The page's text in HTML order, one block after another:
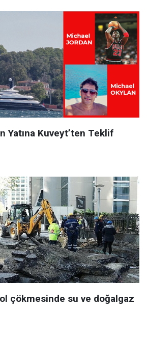
Yatına Kuveyt’ten Teklif
çökmesinde su ve doğalgaz